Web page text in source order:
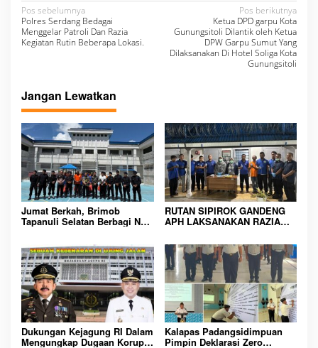
N
a
v
g
a
s
i
p
o
s
Pos sebelumnya
Polres Serdang Bedagai
Menggelar Patroli Dan Razia
Kegiatan Rutin Beberapa Lokasi.
Pos berikutnya
Ketua DPD garpu Kota
Gunungsitoli Dilantik oleh Ketua
DPW Garpu Sumut Yang
Dilaksanakan Di Hotel Soliga Kota
Gunungsitoli
Jangan Lewatkan
Jumat Berkah, Brimob
Tapanuli Selatan Berbagi Nasi
Rutan Kelas IIB Sipirok
RUTAN SIPIROK GANDENG
APH LAKSANAKAN RAZIA
KOMITMEN CIPTAKAN
LINGKUNGAN
PEMASYARAKATAN YANG
AMAN
Dukungan Kejagung RI Dalam
Mengungkap Dugaan Korupsi
Kalapas Padangsidimpuan
Pimpin Deklarasi Zero